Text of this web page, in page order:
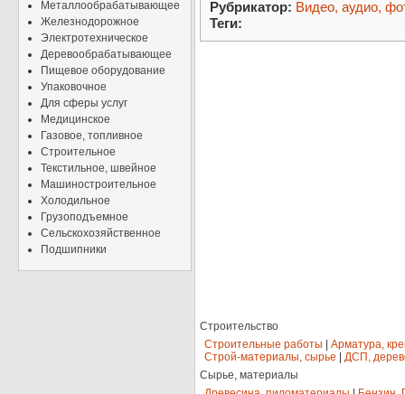
Металлообрабатывающее
Железнодорожное
Электротехническое
Деревообрабатывающее
Пищевое оборудование
Упаковочное
Для сферы услуг
Медицинское
Газовое, топливное
Строительное
Текстильное, швейное
Машиностроительное
Холодильное
Грузоподъемное
Сельскохозяйственное
Подшипники
Рубрикатор: Видео, аудио,
Теги:
Строительство
Строительные работы
Арматура,
Строй-материалы, сырье
ДСП,
Сырье, материалы